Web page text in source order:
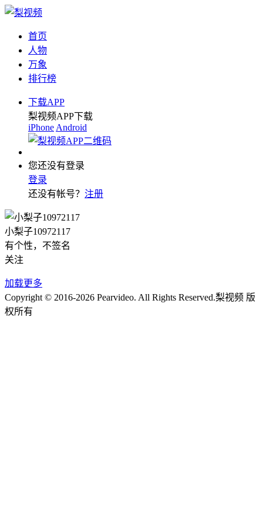
首页
人物
万象
排行榜
下载APP
梨视频APP下载
iPhone Android
您还没有登录
登录
还没有帐号？ 注册
小梨子10972117
有个性，不签名
关注
加载更多
Copyright © 2016-2026 Pearvideo. All Rights Reserved.梨视频 版
权所有